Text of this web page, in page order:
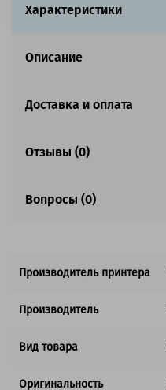
Характеристики
Описание
Доставка и оплата
Отзывы (0)
Вопросы (0)
Производитель принтера
Производитель
Вид товара
Оригинальность